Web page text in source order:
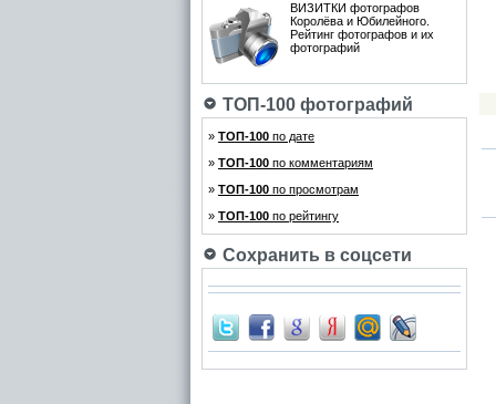
ВИЗИТКИ фотографов
Королёва и Юбилейного.
Рейтинг фотографов и их
фотографий
ТОП-100 фотографий
» ТОП-100 по дате
» ТОП-100 по комментариям
» ТОП-100 по просмотрам
» ТОП-100 по рейтингу
Сохранить в соцсети